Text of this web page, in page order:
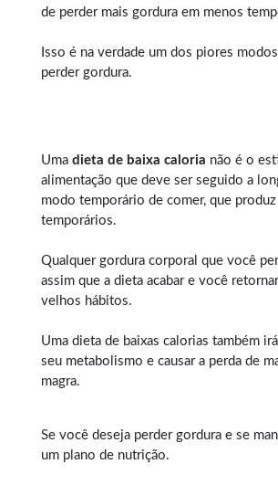
de perder mais gordura em menos
Isso é na verdade um dos piores
perder gordura.
Uma dieta de baixa caloria não é o
alimentação que deve ser seguido a
modo temporário de comer, que
temporários.
Qualquer gordura corporal que você
assim que a dieta acabar e você
velhos hábitos.
Uma dieta de baixas calorias também
seu metabolismo e causar a perda de
magra.
Se você deseja perder gordura e se
um plano de nutrição.